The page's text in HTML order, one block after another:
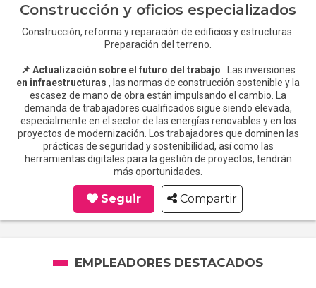
Construcción y oficios especializados
Construcción, reforma y reparación de edificios y estructuras.
Preparación del terreno.
📌 Actualización sobre el futuro del trabajo : Las inversiones
en infraestructuras , las normas de construcción sostenible y la
escasez de mano de obra están impulsando el cambio. La
demanda de trabajadores cualificados sigue siendo elevada,
especialmente en el sector de las energías renovables y en los
proyectos de modernización. Los trabajadores que dominen las
prácticas de seguridad y sostenibilidad, así como las
herramientas digitales para la gestión de proyectos, tendrán
más oportunidades.
Seguir Compartir
EMPLEADORES DESTACADOS